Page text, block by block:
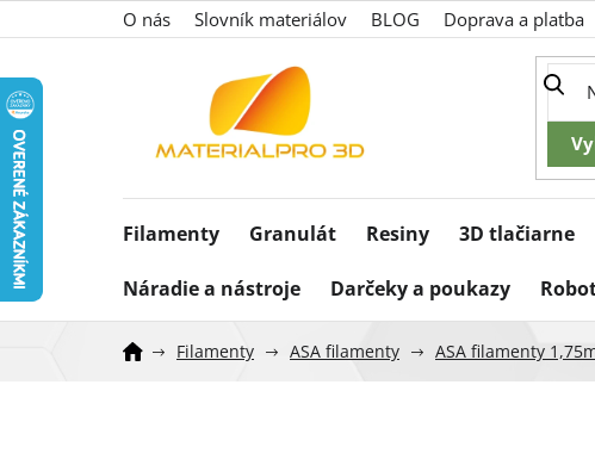
na
O nás Slovník materiálov BLOG Doprava a platba
Filamenty Granulát Resiny 3D tlačiarne
Náradie a nástroje Darčeky a poukazy
Filamenty ASA filamenty ASA filamenty